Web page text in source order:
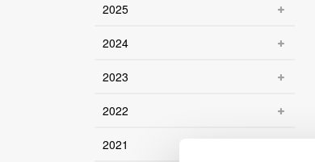
2025
2024
2023
2022
2021